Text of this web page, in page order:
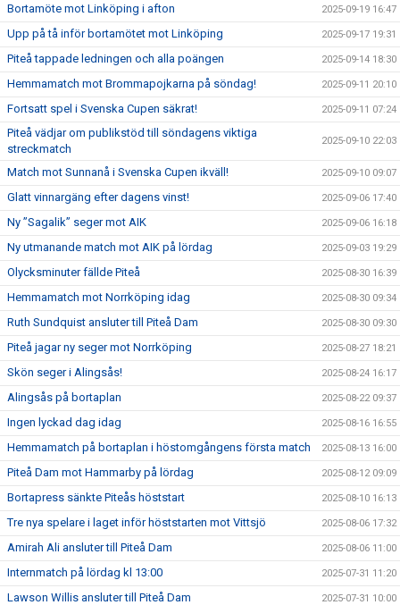
Bortamöte mot Linköping i afton 2025-09-19 16:47
Upp på tå inför bortamötet mot Linköping 2025-09-17 19:31
Piteå tappade ledningen och alla poängen 2025-09-14 18:30
Hemmamatch mot Brommapojkarna på söndag! 2025-09-11 20:10
Fortsatt spel i Svenska Cupen säkrat! 2025-09-11 07:24
Piteå vädjar om publikstöd till söndagens viktiga
streckmatch
2025-09-10 22:03
Match mot Sunnanå i Svenska Cupen ikväll! 2025-09-10 09:07
Glatt vinnargäng efter dagens vinst! 2025-09-06 17:40
Ny ”Sagalik” seger mot AIK 2025-09-06 16:18
Ny utmanande match mot AIK på lördag 2025-09-03 19:29
Olycksminuter fällde Piteå 2025-08-30 16:39
Hemmamatch mot Norrköping idag 2025-08-30 09:34
Ruth Sundquist ansluter till Piteå Dam 2025-08-30 09:30
Piteå jagar ny seger mot Norrköping 2025-08-27 18:21
Skön seger i Alingsås! 2025-08-24 16:17
Alingsås på bortaplan 2025-08-22 09:37
Ingen lyckad dag idag 2025-08-16 16:55
Hemmamatch på bortaplan i höstomgångens första match 2025-08-13 16:00
Piteå Dam mot Hammarby på lördag 2025-08-12 09:09
Bortapress sänkte Piteås höststart 2025-08-10 16:13
Tre nya spelare i laget inför höststarten mot Vittsjö 2025-08-06 17:32
Amirah Ali ansluter till Piteå Dam 2025-08-06 11:00
Internmatch på lördag kl 13:00 2025-07-31 11:20
Lawson Willis ansluter till Piteå Dam 2025-07-31 10:00